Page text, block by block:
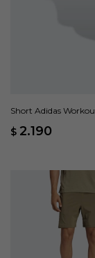
Short Adidas
$ 2.190